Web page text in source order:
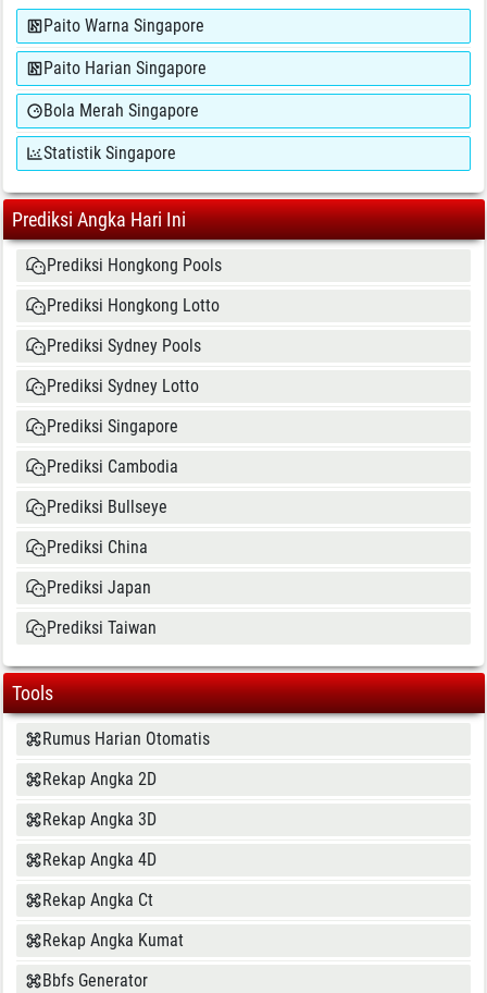
Paito Warna Singapore
Paito Harian Singapore
Bola Merah Singapore
Statistik Singapore
Prediksi Angka Hari Ini
Prediksi Hongkong Pools
Prediksi Hongkong Lotto
Prediksi Sydney Pools
Prediksi Sydney Lotto
Prediksi Singapore
Prediksi Cambodia
Prediksi Bullseye
Prediksi China
Prediksi Japan
Prediksi Taiwan
Tools
Rumus Harian Otomatis
Rekap Angka 2D
Rekap Angka 3D
Rekap Angka 4D
Rekap Angka Ct
Rekap Angka Kumat
Bbfs Generator